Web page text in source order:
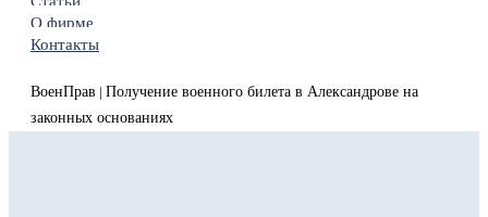
О фирме
Контакты
ВоенПрав
Получение военного билета в Александрове на
законных основаниях